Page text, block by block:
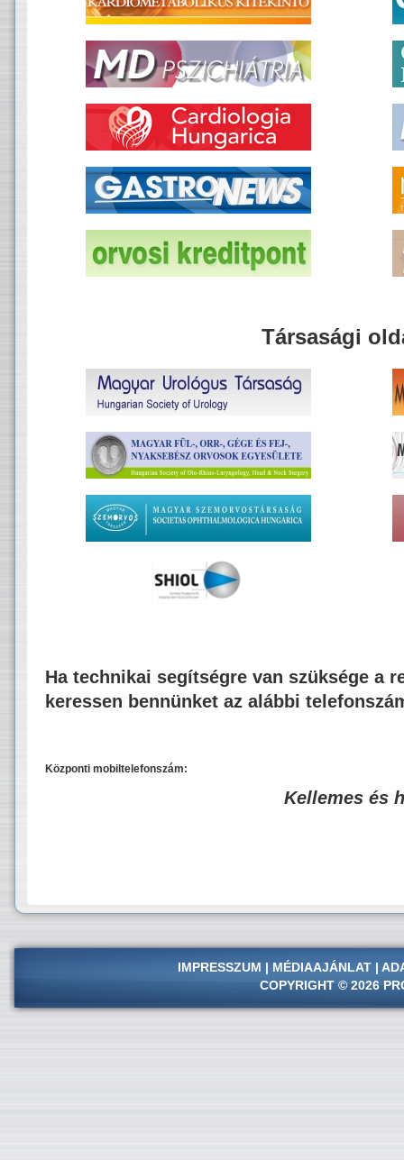
Társasági
Ha technikai segítségre van szüksége a
keressen bennünket az alábbi
Központi mobiltelefonszám:
Kellemes és
IMPRESSZUM | MÉDIAAJÁNLAT |
COPYRIGHT © 2026